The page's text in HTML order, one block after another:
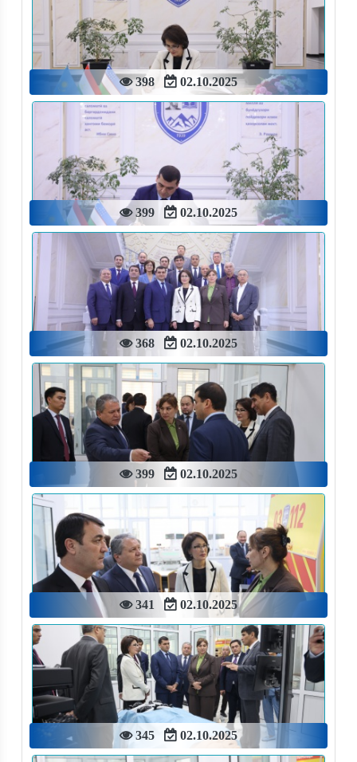
398 02.10.2025
399 02.10.2025
368 02.10.2025
399 02.10.2025
341 02.10.2025
345 02.10.2025